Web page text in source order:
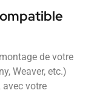
de votre
Weaver, etc.)
votre